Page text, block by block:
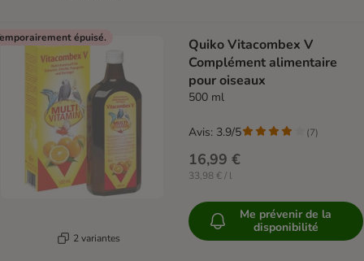
épuisé.
2 variantes
Quiko Vitacombex V
Complément alimentaire
pour oiseaux
500 ml
16,99 €
33,98 € / l
Avis: 3.9/5 (7)
Me prévenir de la
disponibilité